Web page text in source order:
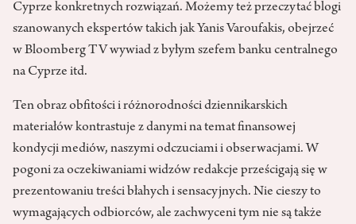
Cyprze konkretnych rozwiązań. Możemy też przeczytać blogi
szanowanych ekspertów takich jak Yanis Varoufakis, obejrzeć
w Bloomberg TV wywiad z byłym szefem banku centralnego
na Cyprze itd.
Ten obraz obfitości i różnorodności dziennikarskich
materiałów kontrastuje z danymi na temat finansowej
kondycji mediów, naszymi odczuciami i obserwacjami. W
pogoni za oczekiwaniami widzów redakcje prześcigają się w
prezentowaniu treści błahych i sensacyjnych. Nie cieszy to
wymagających odbiorców, ale zachwyceni tym nie są także